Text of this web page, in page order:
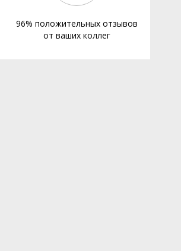
96% положительных отзывов
от ваших коллег